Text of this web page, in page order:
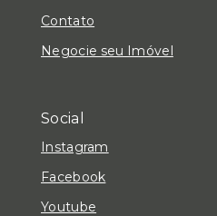
Contato
Negocie seu Imóvel
Social
Instagram
Facebook
Youtube